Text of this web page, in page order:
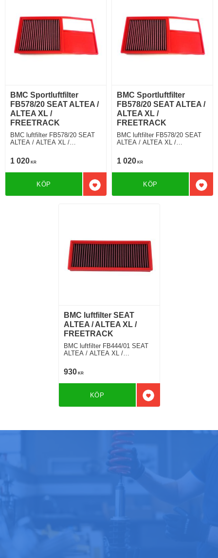
BMC Sportluftfilter
FB578/20 SEAT ALTEA /
ALTEA XL /
FREETRACK
BMC luftfilter FB578/20 SEAT
ALTEA / ALTEA XL /
1 020 KR
Lägg till i favoriter
KÖP
BMC Sportluftfilter
FB578/20 SEAT ALTEA /
ALTEA XL /
FREETRACK
BMC luftfilter FB578/20 SEAT
ALTEA / ALTEA XL /
1 020 KR
KÖP
BMC luftfilter SEAT
ALTEA / ALTEA XL /
FREETRACK
BMC luftfilter FB444/01 SEAT
ALTEA / ALTEA XL /
930KR
Lägg till i favoriter
KÖP